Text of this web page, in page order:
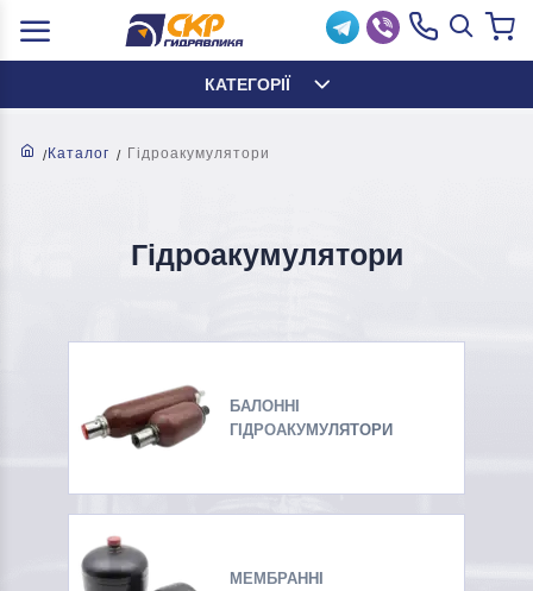
КАТЕГОРІЇ
Каталог Гідроакумулятори
Гідроакумулятори
БАЛОННІ
ГІДРОАКУМУЛЯТОРИ
МЕМБРАННІ